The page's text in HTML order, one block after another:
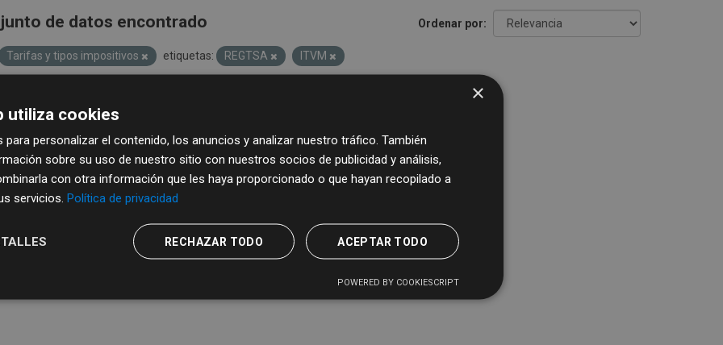
Ordenar por
de datos encontrado
Tarifas y tipos impositivos etiquetas: REGTSA ITVM
impuesto ITVM
impuesto ITVM
XLS
×
utiliza cookies
para personalizar el contenido, los anuncios y analizar nuestro tráfico. También
sobre su uso de nuestro sitio con nuestros socios de publicidad y análisis,
con otra información que les haya proporcionado o que hayan recopilado a
servicios. Política de privacidad
ACEPTAR TODO
RECHAZAR TODO
POWERED BY COOKIESCRIPT